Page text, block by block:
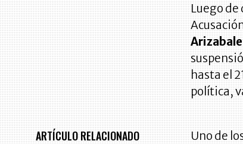
Luego
hasta el
política,
ARTÍCULO RELACIONADO Uno de